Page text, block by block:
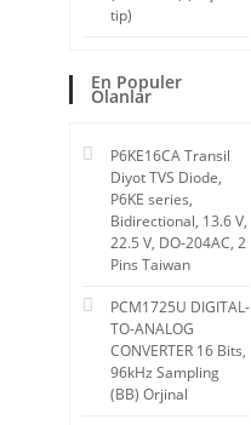
tip)
En Populer
Olanlar
P6KE16CA Transil
Diyot TVS Diode,
P6KE series,
Bidirectional, 13.6 V,
22.5 V, DO-204AC, 2
Pins Taiwan
PCM1725U DIGITAL-
TO-ANALOG
CONVERTER 16 Bits,
96kHz Sampling
(BB) Orjinal